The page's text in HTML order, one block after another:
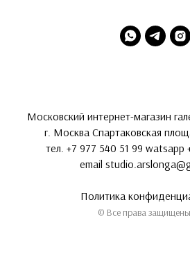
Московский интернет-магазин
г. Москва Спартаковская
тел. +7 977 540 51 99 watsapp
email
Политика
© Все права